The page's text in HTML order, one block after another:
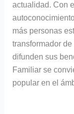
actualidad. Con
más personas
transformador
difunden sus
Familiar se
popular en el